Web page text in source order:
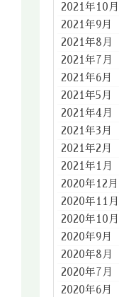
2021年10月
2021年9月
2021年8月
2021年7月
2021年6月
2021年5月
2021年4月
2021年3月
2021年2月
2021年1月
2020年12月
2020年11月
2020年10月
2020年9月
2020年8月
2020年7月
2020年6月